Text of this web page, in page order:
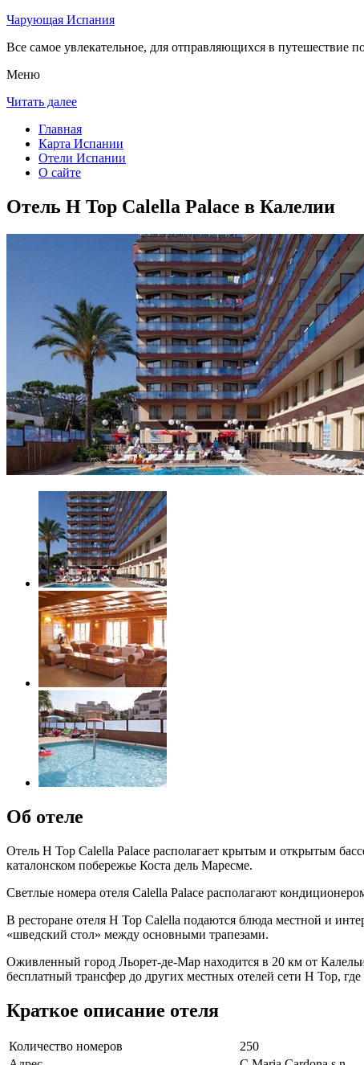
Чарующая Испания
Все самое увлекательное, для отправляющихся в путешествие
Меню
Читать далее
Главная
Карта Испании
Отели Испании
О сайте
Отель H Top Calella Palace в Калелии
Об отеле
Отель H Top Calella Palace располагает крытым и открытым
каталонском побережье Коста дель Маресме.
Светлые номера отеля Calella Palace располагают
В ресторане отеля H Top Calella подаются блюда местной и
«шведский стол» между основными трапезами.
Оживленный город Льорет-де-Мар находится в 20 км от
бесплатный трансфер до других местных отелей сети H Top,
Краткое описание отеля
Количество номеров
250